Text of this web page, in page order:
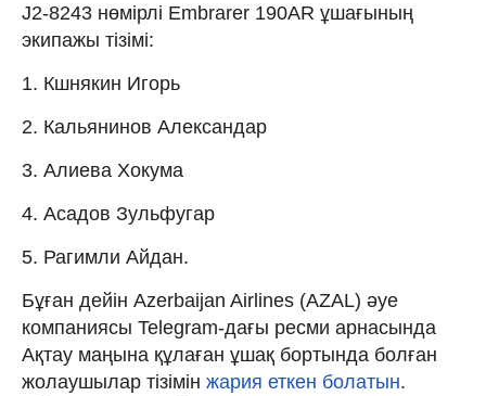
J2-8243 нөмірлі Embrarer 190AR ұшағының
экипажы тізімі:
1. Кшнякин Игорь
2. Кальянинов Александар
3. Алиева Хокума
4. Асадов Зульфугар
5. Рагимли Айдан.
Бұған дейін Аzerbaijan Airlines (AZAL) әуе
компаниясы Telegram-дағы ресми арнасында
Ақтау маңына құлаған ұшақ бортында болған
жолаушылар тізімін жария еткен болатын.